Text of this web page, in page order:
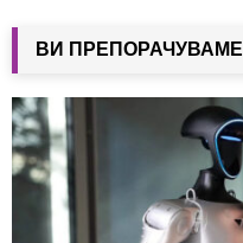
написи
ВИ ПРЕПОРАЧУВАМЕ